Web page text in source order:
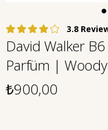
3.8
David Walker
Parfüm | Woody
₺900,00